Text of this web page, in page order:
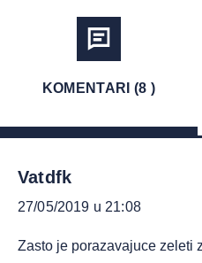
KOMENTARI (8 )
Vatdfk
27/05/2019 u 21:08
Zasto je porazavajuce zeleti